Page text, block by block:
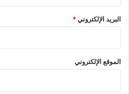
البريد الإلكتروني*
الموقع الإلكتروني